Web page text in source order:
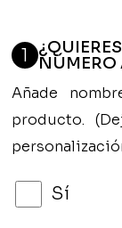
1
NÚMERO
Añade
producto.
Sí